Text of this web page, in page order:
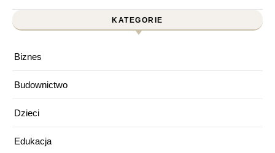
KATEGORIE
Biznes
Budownictwo
Dzieci
Edukacja